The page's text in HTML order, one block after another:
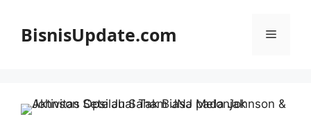
BisnisUpdate.com Menu